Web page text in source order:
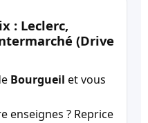
: Leclerc,
(Drive
Bourgueil et vous
enseignes ? Reprice